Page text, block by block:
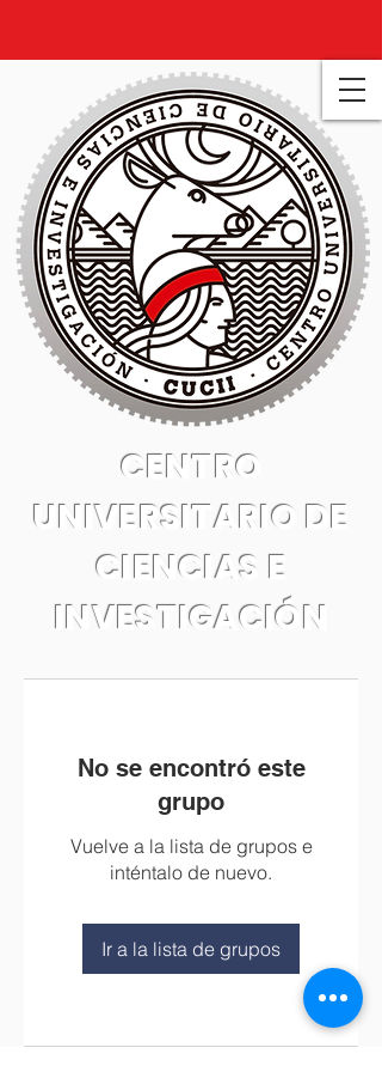
CENTRO
UNIVERSITARIO DE
CIENCIAS E
INVESTIGACIÓN
No se encontró este
grupo
Vuelve a la lista de grupos e
inténtalo de nuevo.
Ir a la lista de grupos